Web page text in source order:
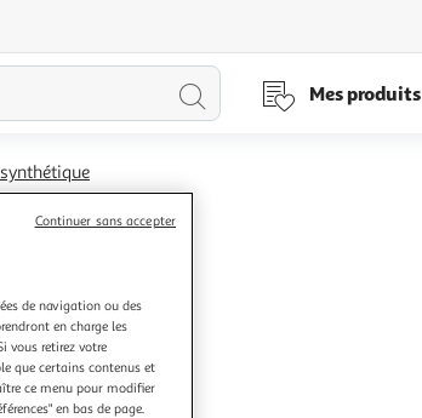
Lancer
recherche
Mes produits
de navigation ou des
en charge les
vous retirez votre
que certains contenus et
ce menu pour modifier
en bas de page.
Continuer sans accepter